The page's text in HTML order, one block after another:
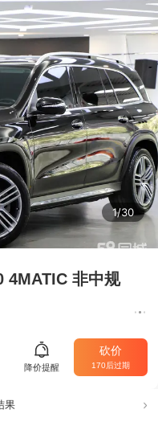
1/30
4MATIC 非中规
降价提醒
砍价
169后过期
果